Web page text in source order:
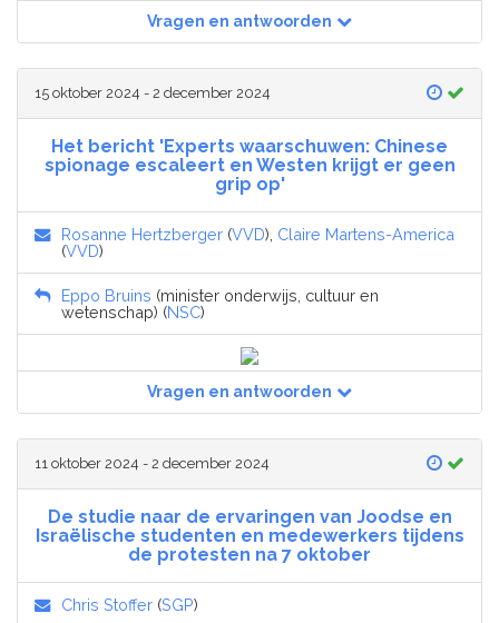
Vragen en antwoorden
15 oktober 2024 - 2 december 2024
Het bericht 'Experts waarschuwen: Chinese
spionage escaleert en Westen krijgt er geen
grip op'
Rosanne Hertzberger (VVD), Claire Martens-America
(VVD)
Eppo Bruins (minister onderwijs, cultuur en
wetenschap) (NSC)
Vragen en antwoorden
11 oktober 2024 - 2 december 2024
De studie naar de ervaringen van Joodse en
Israëlische studenten en medewerkers tijdens
de protesten na 7 oktober
Chris Stoffer (SGP)